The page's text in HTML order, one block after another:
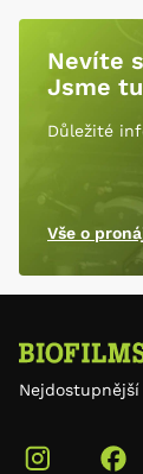
Nevíte
Jsme
Důležité
Vše o